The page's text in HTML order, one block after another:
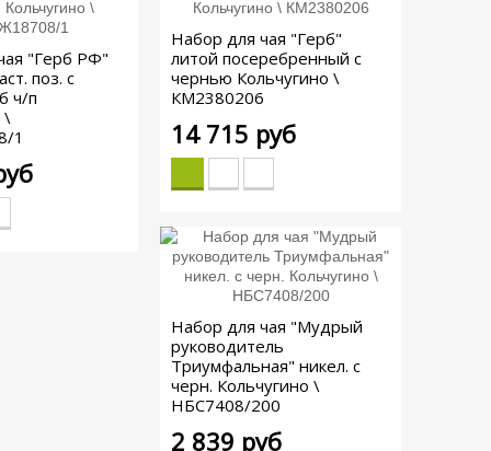
"Герб РФ"
поз. с
ч/п
\
1
Набор для чая "Герб"
литой посеребренный с
чернью Кольчугино \
КМ2380206
14 715 руб
Набор для чая "Мудрый
руководитель
Триумфальная" никел. с
черн. Кольчугино \
НБС7408/200
2 839 руб